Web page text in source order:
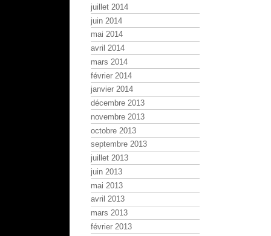
juillet 2014
juin 2014
mai 2014
avril 2014
mars 2014
février 2014
janvier 2014
décembre 2013
novembre 2013
octobre 2013
septembre 2013
juillet 2013
juin 2013
mai 2013
avril 2013
mars 2013
février 2013